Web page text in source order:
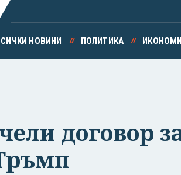
НОВИНИ ПОЛИТИКА
договор